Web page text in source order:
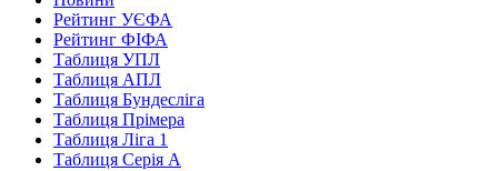
Рейтинг УЄФА
Рейтинг ФІФА
Таблиця УПЛ
Таблиця АПЛ
Таблиця Бундесліга
Таблиця Прімера
Таблиця Ліга 1
Таблиця Серія А